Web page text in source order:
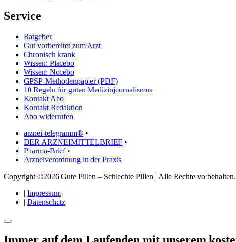
Service
Ratgeber
Gut vorbereitet zum Arzt
Chronisch krank
Wissen: Placebo
Wissen: Nocebo
GPSP-Methodenpapier (PDF)
10 Regeln für guten Medizinjournalismus
Kontakt Abo
Kontakt Redaktion
Abo widerrufen
arznei-telegramm® •
DER ARZNEIMITTELBRIEF •
Pharma-Brief•
Arzneiverordnung in der Praxis
Copyright ©2026 Gute Pillen – Schlechte Pillen | Alle Rechte vorbehalten.
| Impressum
| Datenschutz